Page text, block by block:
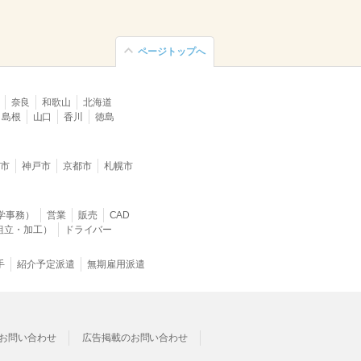
ページトップへ
奈良 和歌山
北海道
島根
山口 香川 徳島
神戸市 京都市 札幌市
務） 営業 販売
CAD
・加工）
ドライバー
紹介予定派遣 無期雇用派遣
問い合わせ 広告掲載のお問い合わせ